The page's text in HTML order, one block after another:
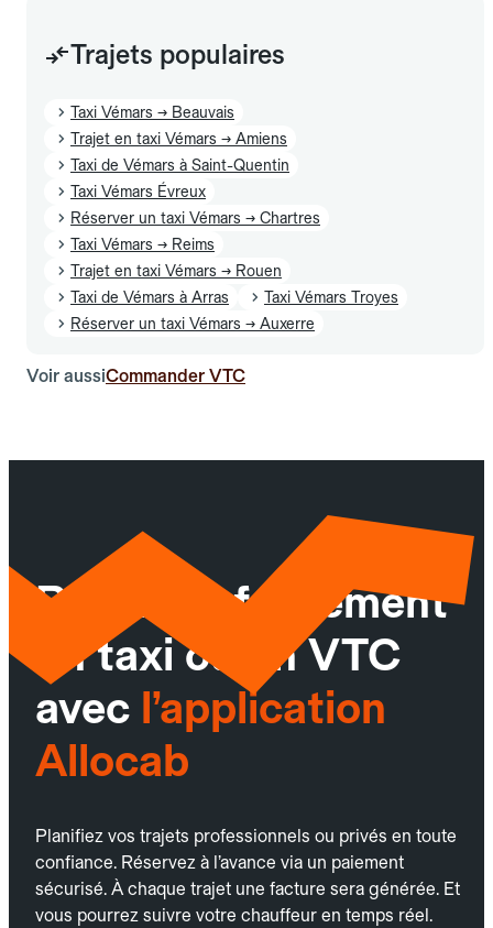
Trajets populaires
Taxi Vémars → Beauvais
Trajet en taxi Vémars → Amiens
Taxi de Vémars à Saint-Quentin
Taxi Vémars Évreux
Réserver un taxi Vémars → Chartres
Taxi Vémars → Reims
Trajet en taxi Vémars → Rouen
Taxi de Vémars à Arras
Taxi Vémars Troyes
Réserver un taxi Vémars → Auxerre
Voir aussiCommander VTC
Réservez facilement
un taxi ou un VTC
avec l’application
Allocab
Planifiez vos trajets professionnels ou privés en toute
confiance. Réservez à l’avance via un paiement
sécurisé. À chaque trajet une facture sera générée. Et
vous pourrez suivre votre chauffeur en temps réel.